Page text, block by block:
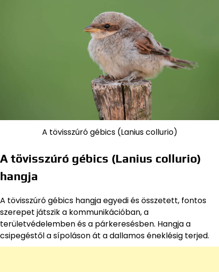
A tövisszúró gébics (Lanius collurio)
A tövisszúró gébics (Lanius collurio)
hangja
A tövisszúró gébics hangja egyedi és összetett, fontos
szerepet játszik a kommunikációban, a
területvédelemben és a párkeresésben. Hangja a
csipegéstől a sípoláson át a dallamos éneklésig terjed.